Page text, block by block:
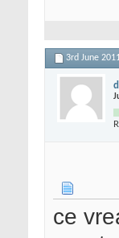
3rd June
ce